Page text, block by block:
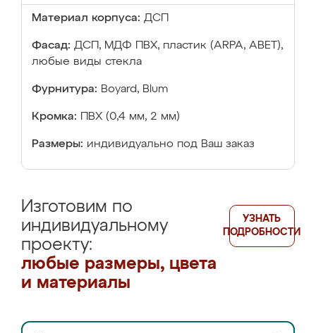
Материал корпуса: ДСП
Фасад: ДСП, МДФ ПВХ, пластик (ARPA, ABET),
любые виды стекла
Фурнитура: Boyard, Blum
Кромка: ПВХ (0,4 мм, 2 мм)
Размеры: индивидуально под Ваш заказ
Изготовим по
индивидуальному
проекту:
любые размеры, цвета
и материалы
УЗНАТЬ
ПОДРОБНОСТИ